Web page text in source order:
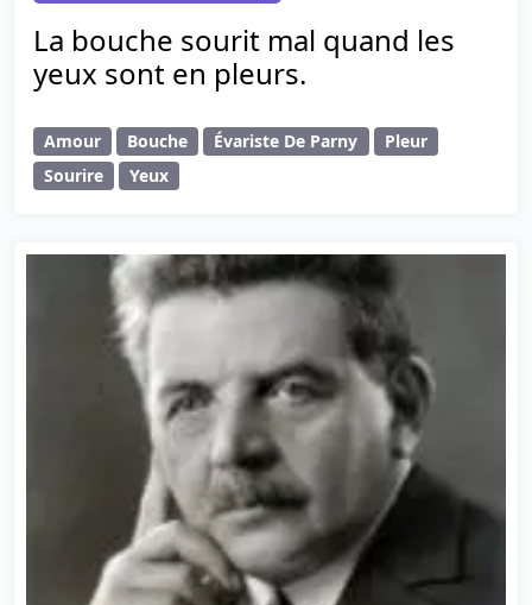
La bouche sourit mal quand les
yeux sont en pleurs.
Amour Bouche Évariste De Parny
Pleur
Sourire
Yeux